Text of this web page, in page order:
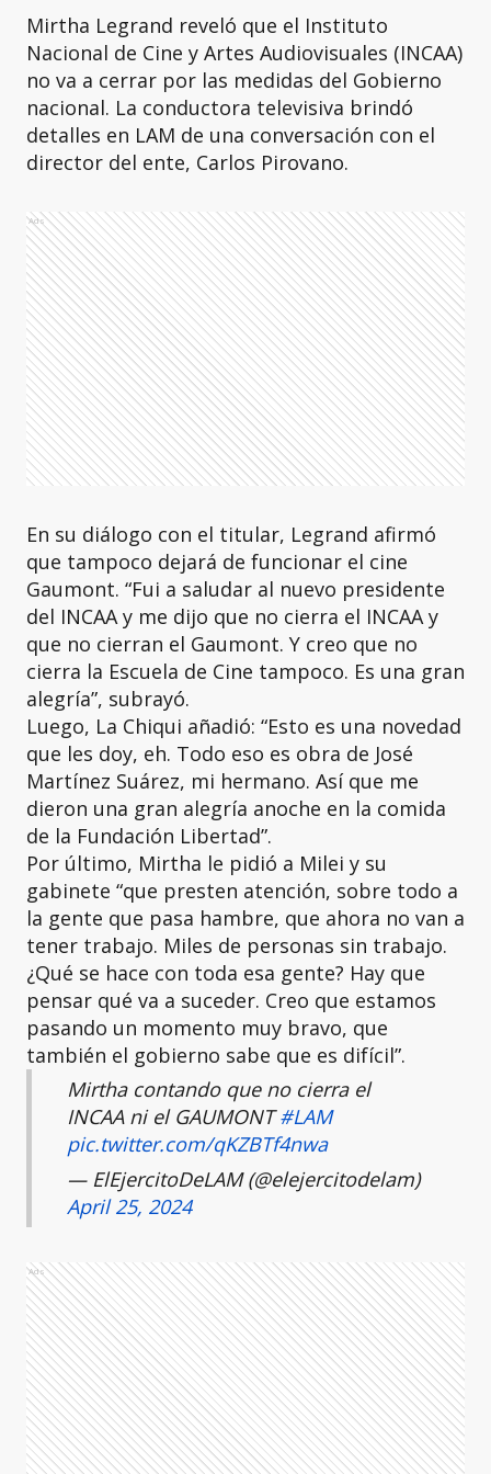
Mirtha Legrand reveló que el Instituto
Nacional de Cine y Artes Audiovisuales (INCAA)
no va a cerrar por las medidas del Gobierno
nacional. La conductora televisiva brindó
detalles en LAM de una conversación con el
director del ente, Carlos Pirovano.
Ads
En su diálogo con el titular, Legrand afirmó
que tampoco dejará de funcionar el cine
Gaumont. “Fui a saludar al nuevo presidente
del INCAA y me dijo que no cierra el INCAA y
que no cierran el Gaumont. Y creo que no
cierra la Escuela de Cine tampoco. Es una gran
alegría”, subrayó.
Luego, La Chiqui añadió: “Esto es una novedad
que les doy, eh. Todo eso es obra de José
Martínez Suárez, mi hermano. Así que me
dieron una gran alegría anoche en la comida
de la Fundación Libertad”.
Por último, Mirtha le pidió a Milei y su
gabinete “que presten atención, sobre todo a
la gente que pasa hambre, que ahora no van a
tener trabajo. Miles de personas sin trabajo.
¿Qué se hace con toda esa gente? Hay que
pensar qué va a suceder. Creo que estamos
pasando un momento muy bravo, que
también el gobierno sabe que es difícil”.
Mirtha contando que no cierra el
INCAA ni el GAUMONT#LAM
pic.twitter.com/qKZBTf4nwa
— ElEjercitoDeLAM (@elejercitodelam)
April 25, 2024
Ads